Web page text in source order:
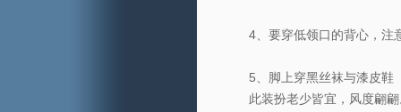
4、要穿低领口的背心，注
5、脚上穿黑丝袜与漆皮鞋
此装扮老少皆宜，风度翩